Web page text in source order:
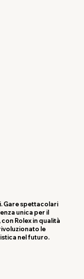
Gare spettacolari
unica per il
Rolex in qualità
le
nel futuro.